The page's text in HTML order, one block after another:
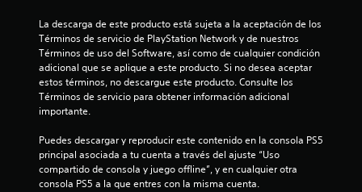
a
l
i
c
La descarga de este producto está sujeta a la aceptación de los
Términos de servicio de PlayStation Network y de nuestros
Términos de uso del Software, así como de cualquier condición
adicional que se aplique a este producto. Si no desea aceptar
estos términos, no descargue este producto. Consulte los
Términos de servicio para obtener información adicional
importante.
Puedes descargar y reproducir este contenido en la consola PS5
principal asociada a tu cuenta a través del ajuste “Uso
compartido de consola y juego offline”, y en cualquier otra
consola PS5 a la que entres con la misma cuenta.